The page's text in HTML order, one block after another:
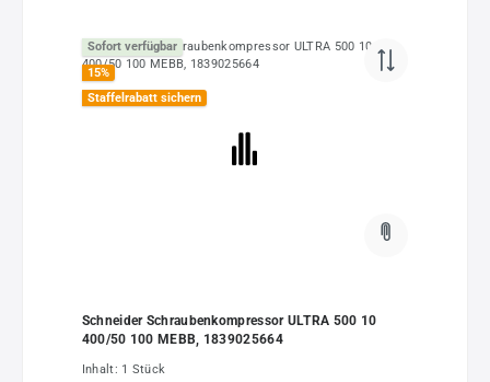
Sofort verfügbar
15%
Staffelrabatt sichern
Schneider Schraubenkompressor ULTRA 500 10
400/50 100 MEBB, 1839025664
Inhalt: 1 Stück